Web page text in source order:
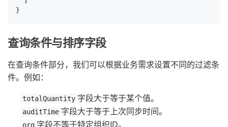
}
查询条件与排序字段
在查询条件部分，我们可以根据业务需求设置不同的过滤条
件。例如：
totalQuantity 字段大于等于某个值。
auditTime 字段大于等于上次同步时间。
org 字段不等于特定组织ID。